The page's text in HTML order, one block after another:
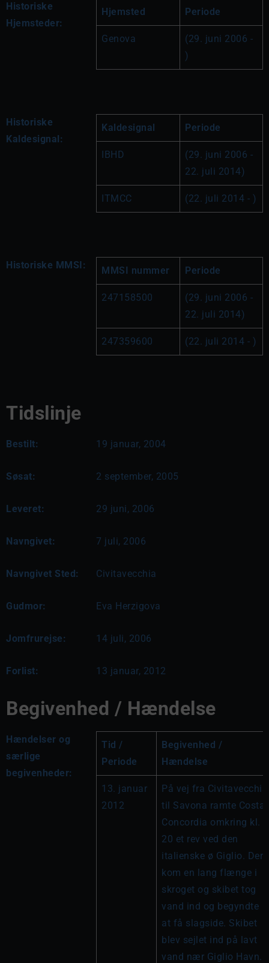
Historiske
Hjemsteder:
Hjemsted Periode
Genova
(29. juni 2006 -
)
Historiske
Kaldesignal:
Kaldesignal Periode
IBHD
(29. juni 2006 -
22. juli 2014)
ITMCC (22. juli 2014 - )
Historiske MMSI: MMSI nummer Periode
247158500
(29. juni 2006 -
22. juli 2014)
247359600 (22. juli 2014 - )
Tidslinje
Bestilt: 19 januar, 2004
Søsat: 2 september, 2005
Leveret: 29 juni, 2006
Navngivet: 7 juli, 2006
Navngivet Sted: Civitavecchia
Gudmor: Eva Herzigova
Jomfrurejse: 14 juli, 2006
Forlist: 13 januar, 2012
Begivenhed / Hændelse
Hændelser og
særlige
begivenheder:
Tid /
Periode
Begivenhed /
Hændelse
13. januar
2012
På vej fra Civitavecchia
til Savona ramte Costa
Concordia omkring kl.
20 et rev ved den
italienske ø Giglio. Der
kom en lang flænge i
skroget og skibet tog
vand ind og begyndte
at få slagside. Skibet
blev sejlet ind på lavt
vand nær Giglio Havn.